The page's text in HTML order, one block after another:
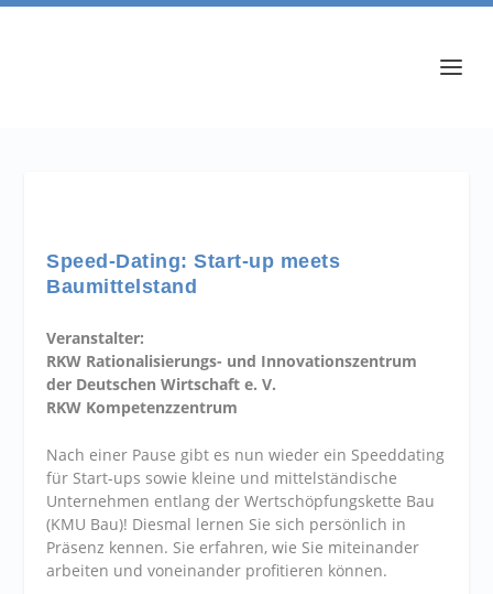
Speed-Dating: Start-up meets
Baumittelstand
Veranstalter:
RKW Rationalisierungs- und Innovationszentrum
der Deutschen Wirtschaft e. V.
RKW Kompetenzzentrum
Nach einer Pause gibt es nun wieder ein Speeddating
für Start-ups sowie kleine und mittelständische
Unternehmen entlang der Wertschöpfungskette Bau
(KMU Bau)! Diesmal lernen Sie sich persönlich in
Präsenz kennen. Sie erfahren, wie Sie miteinander
arbeiten und voneinander profitieren können.